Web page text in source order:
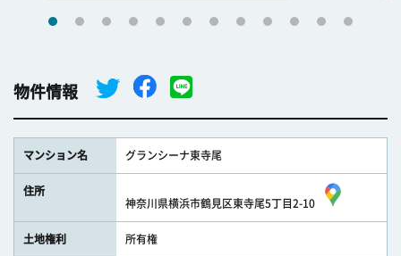
物件情報
マンション名 グランシーナ東寺尾
住所
神奈川県横浜市鶴見区東寺尾5丁目2-10
土地権利 所有権